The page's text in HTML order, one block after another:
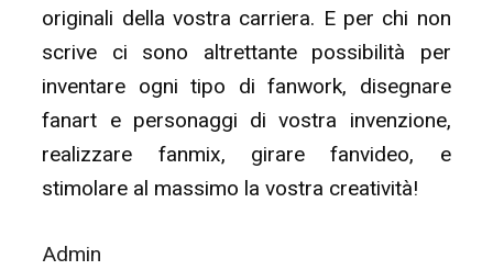
originali della vostra carriera. E per chi non
scrive ci sono altrettante possibilità per
inventare ogni tipo di fanwork, disegnare
fanart e personaggi di vostra invenzione,
realizzare fanmix, girare fanvideo, e
stimolare al massimo la vostra creatività!
Admin